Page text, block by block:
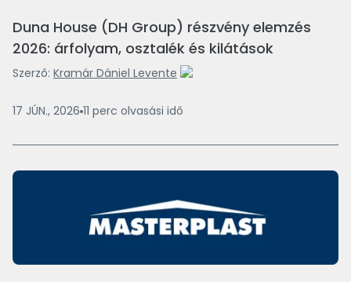
Duna House (DH Group) részvény elemzés
2026: árfolyam, osztalék és kilátások
Szerző: Kramár Dániel Levente
17 JÚN., 2026 11 perc olvasási idő